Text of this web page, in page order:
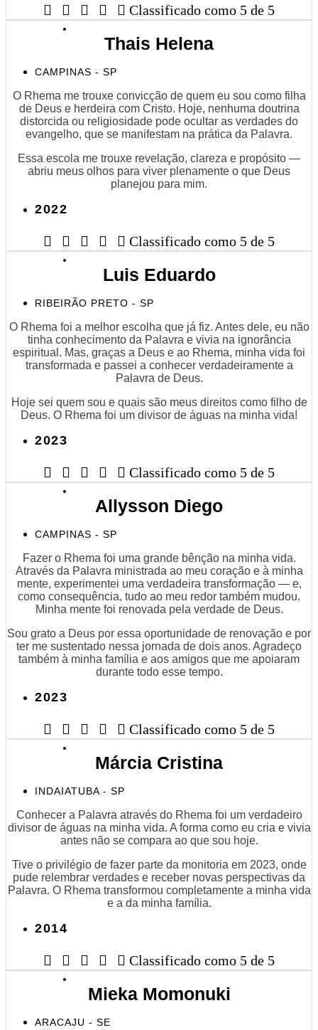
     Classificado como 5 de 5
Thais Helena
CAMPINAS - SP
O Rhema me trouxe convicção de quem eu sou como filha
de Deus e herdeira com Cristo. Hoje, nenhuma doutrina
distorcida ou religiosidade pode ocultar as verdades do
evangelho, que se manifestam na prática da Palavra.
Essa escola me trouxe revelação, clareza e propósito —
abriu meus olhos para viver plenamente o que Deus
planejou para mim.
2022
     Classificado como 5 de 5
Luis Eduardo
RIBEIRÃO PRETO - SP
O Rhema foi a melhor escolha que já fiz. Antes dele, eu não
tinha conhecimento da Palavra e vivia na ignorância
espiritual. Mas, graças a Deus e ao Rhema, minha vida foi
transformada e passei a conhecer verdadeiramente a
Palavra de Deus.
Hoje sei quem sou e quais são meus direitos como filho de
Deus. O Rhema foi um divisor de águas na minha vida!
2023
     Classificado como 5 de 5
Allysson Diego
CAMPINAS - SP
Fazer o Rhema foi uma grande bênção na minha vida.
Através da Palavra ministrada ao meu coração e à minha
mente, experimentei uma verdadeira transformação — e,
como consequência, tudo ao meu redor também mudou.
Minha mente foi renovada pela verdade de Deus.
Sou grato a Deus por essa oportunidade de renovação e por
ter me sustentado nessa jornada de dois anos. Agradeço
também à minha família e aos amigos que me apoiaram
durante todo esse tempo.
2023
     Classificado como 5 de 5
Márcia Cristina
INDAIATUBA - SP
Conhecer a Palavra através do Rhema foi um verdadeiro
divisor de águas na minha vida. A forma como eu cria e vivia
antes não se compara ao que sou hoje.
Tive o privilégio de fazer parte da monitoria em 2023, onde
pude relembrar verdades e receber novas perspectivas da
Palavra. O Rhema transformou completamente a minha vida
e a da minha família.
2014
     Classificado como 5 de 5
Mieka Momonuki
ARACAJU - SE